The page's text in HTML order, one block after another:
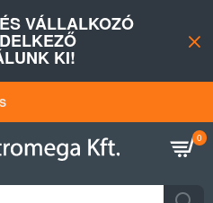
VÁLLALKOZÓ
KI!
0